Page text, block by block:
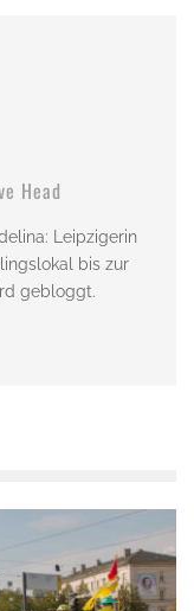
Head
Leipzigerin
bis zur
gebloggt.